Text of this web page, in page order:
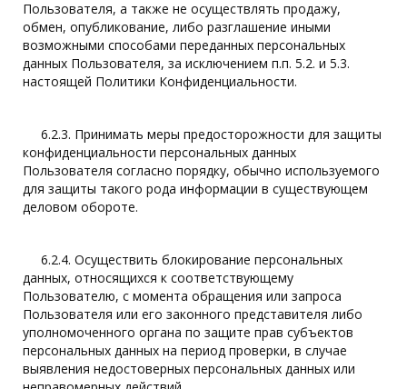
Пользователя, а также не осуществлять продажу,
обмен, опубликование, либо разглашение иными
возможными способами переданных персональных
данных Пользователя, за исключением п.п. 5.2. и 5.3.
настоящей Политики Конфиденциальности.
6.2.3. Принимать меры предосторожности для защиты
конфиденциальности персональных данных
Пользователя согласно порядку, обычно используемого
для защиты такого рода информации в существующем
деловом обороте.
6.2.4. Осуществить блокирование персональных
данных, относящихся к соответствующему
Пользователю, с момента обращения или запроса
Пользователя или его законного представителя либо
уполномоченного органа по защите прав субъектов
персональных данных на период проверки, в случае
выявления недостоверных персональных данных или